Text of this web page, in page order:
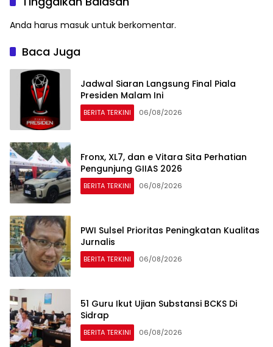
Anda harus masuk untuk berkomentar.
Baca Juga
Jadwal Siaran Langsung Final Piala
Presiden Malam Ini
BERITA TERKINI 06/08/2026
Fronx, XL7, dan e Vitara Sita Perhatian
Pengunjung GIIAS 2026
BERITA TERKINI 06/08/2026
PWI Sulsel Prioritas Peningkatan Kualitas
Jurnalis
BERITA TERKINI 06/08/2026
51 Guru Ikut Ujian Substansi BCKS Di
Sidrap
BERITA TERKINI 06/08/2026